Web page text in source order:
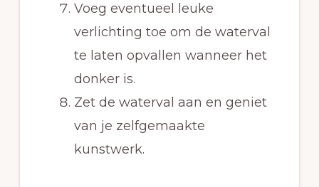
Voeg eventueel leuke
verlichting toe om de waterval
te laten opvallen wanneer het
donker is.
Zet de waterval aan en geniet
van je zelfgemaakte
kunstwerk.